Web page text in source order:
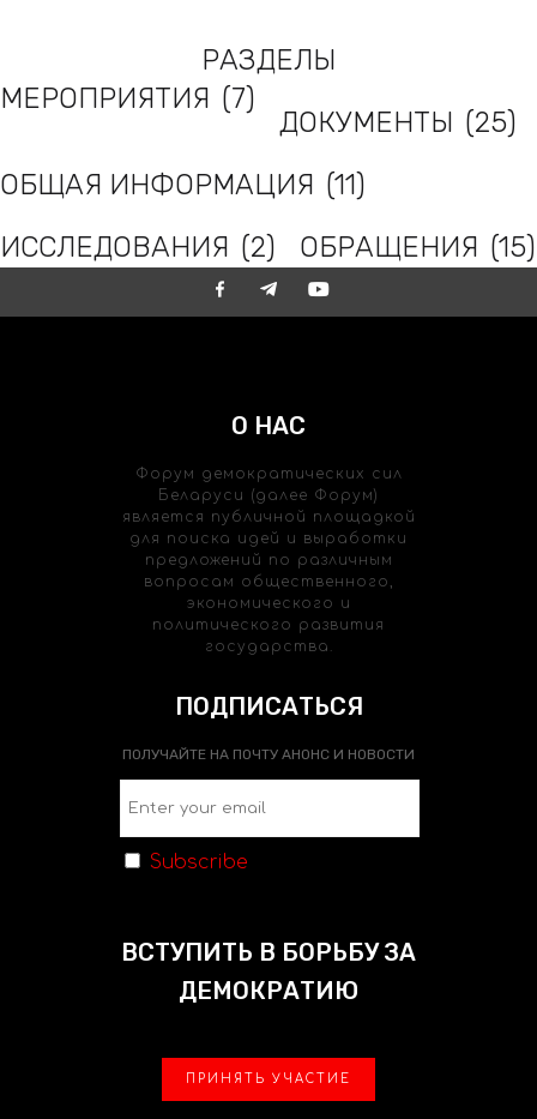
РАЗДЕЛЫ
МЕРОПРИЯТИЯ (7)
ДОКУМЕНТЫ (25)
ОБЩАЯ ИНФОРМАЦИЯ (11)
ИССЛЕДОВАНИЯ (2) ОБРАЩЕНИЯ (15)
О НАС
Форум демократических сил
Беларуси (далее Форум)
является публичной площадкой
для поиска идей и выработки
предложений по различным
вопросам общественного,
экономического и
политического развития
государства.
ПОДПИСАТЬСЯ
ПОЛУЧАЙТЕ НА ПОЧТУ АНОНС И НОВОСТИ
Subscribe
ВСТУПИТЬ В БОРЬБУ ЗА
ДЕМОКРАТИЮ
ПРИНЯТЬ УЧАСТИЕ